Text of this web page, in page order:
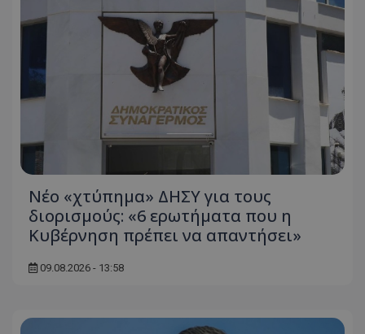
Νέο «χτύπημα» ΔΗΣΥ για τους
διορισμούς: «6 ερωτήματα που η
Κυβέρνηση πρέπει να απαντήσει»
09.08.2026 - 13:58